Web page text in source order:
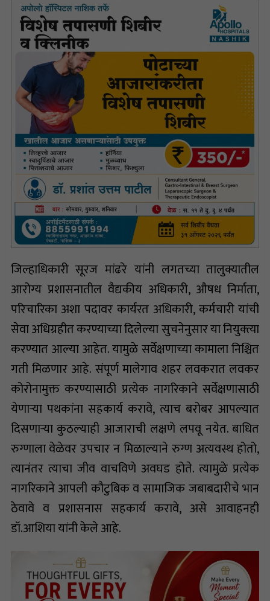
जिल्हाधिकारी सूरज मांढरे यांनी लगतच्या तालुक्यातील
आरोग्य प्रशासनातील वैद्यकीय अधिकारी, औषध निर्माता,
परिचारिका अशा पदावर कार्यरत अधिकारी, कर्मचारी यांची
सेवा अधिग्रहीत करण्याच्या दिलेल्या सुचनेनुसार या नियुक्त्या
करण्यात आल्या आहेत. यामुळे सर्वेक्षणाच्या कामाला निश्चित
गती मिळणार आहे. संपूर्ण मालेगाव शहर लवकरात लवकर
कोरोनामुक्त करण्यासाठी प्रत्येक नागरिकाने सर्वेक्षणासाठी
येणाऱ्या पथकांना सहकार्य करावे, त्याच बरोबर आपल्यात
दिसणाऱ्या कुठल्याही आजाराची लक्षणे लपवू नयेत. बाधित
रुग्णाला वेळेवर उपचार न मिळाल्याने रुग्ण अत्यवस्थ होतो,
त्यानंतर त्याचा जीव वाचविणे अवघड होते. त्यामुळे प्रत्येक
नागरिकाने आपली कौटुबिक व सामाजिक जबाबदारीचे भान
ठेवावे व प्रशासनास सहकार्य करावे, असे आवाहनही
डॉ.आशिया यांनी केले आहे.